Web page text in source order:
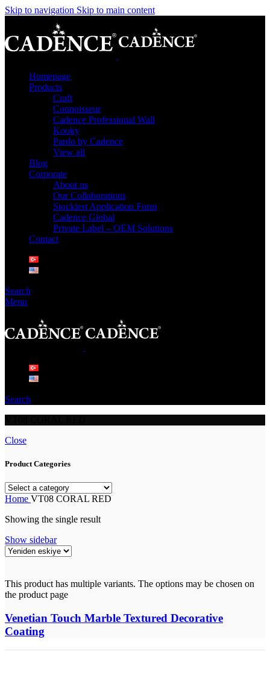
Skip to navigation Skip to main content
Homepage
Products
Craft
Connoisseur
Cadence Professional Wall
Kooky
Pardo by Cadence
View all
Blog
Corporate
About us
Our Collaborations
Stockiest Application Form
Cadence Global
Private Label – OEM Solutions
Contact
Search
Menu
Search
Close
Product Categories
Home VT08 CORAL RED
Showing the single result
Show sidebar
This product has multiple variants. The options may be chosen on
the product page
Venetian Touch Marble Textured Decorative
Coating